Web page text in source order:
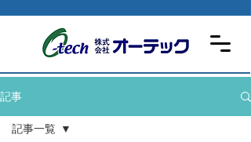
記事
記事一覧